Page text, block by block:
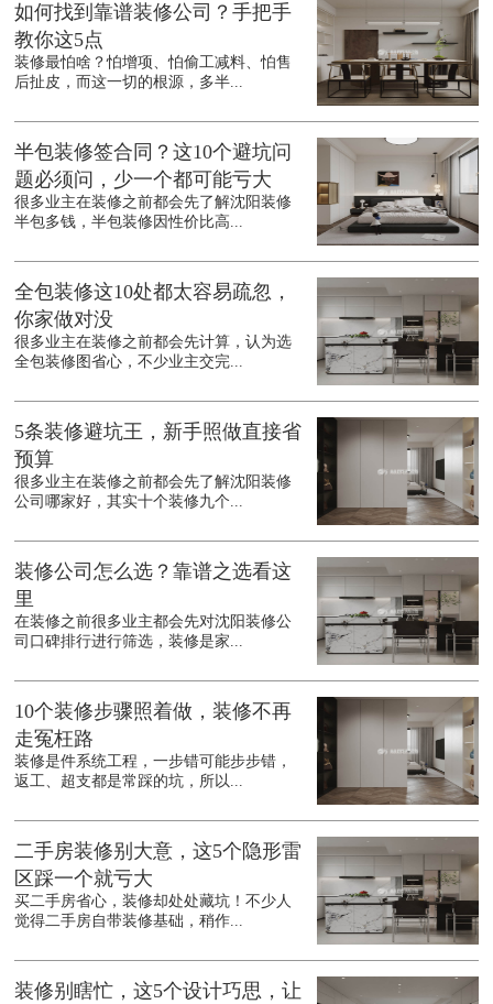
如何找到靠谱装修公司？手把手
教你这5点
装修最怕啥？怕增项、怕偷工减料、怕售
后扯皮，而这一切的根源，多半...
半包装修签合同？这10个避坑问
题必须问，少一个都可能亏大
很多业主在装修之前都会先了解沈阳装修
半包多钱，半包装修因性价比高...
全包装修这10处都太容易疏忽，
你家做对没
很多业主在装修之前都会先计算，认为选
全包装修图省心，不少业主交完...
5条装修避坑王，新手照做直接省
预算
很多业主在装修之前都会先了解沈阳装修
公司哪家好，其实十个装修九个...
装修公司怎么选？靠谱之选看这
里
在装修之前很多业主都会先对沈阳装修公
司口碑排行进行筛选，装修是家...
10个装修步骤照着做，装修不再
走冤枉路
装修是件系统工程，一步错可能步步错，
返工、超支都是常踩的坑，所以...
二手房装修别大意，这5个隐形雷
区踩一个就亏大
买二手房省心，装修却处处藏坑！不少人
觉得二手房自带装修基础，稍作...
装修别瞎忙，这5个设计巧思，让